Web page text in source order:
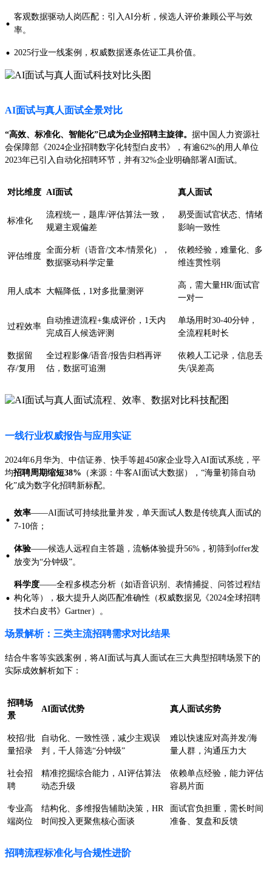
· 客观数据驱动人岗匹配：引入AI分析，候选人评价兼顾公平与效
率。
· 2025行业一线案例，权威数据逐条佐证工具价值。
AI面试与真人面试全景对比
“高效、标准化、智能化”已成为企业招聘主旋律。 据中国人力资源社
会保障部《2024企业招聘数字化转型白皮书》，有逾62%的用人单位
2023年已引入自动化招聘环节，并有32%企业明确部署AI面试。
对比维度 AI面试 真人面试
标准化
流程统一，题库/评估算法一致，
规避主观偏差
易受面试官状态、情绪
影响一致性
评估维度
全面分析（语音/文本/情景化），
数据驱动科学定量
依赖经验，难量化、多
维连贯性弱
用人成本 大幅降低，1对多批量测评
高，需大量HR/面试官
一对一
过程效率
自动推进流程+集成评价，1天内
完成百人候选评测
单场用时30-40分钟，
全流程耗时长
数据留
存/复用
全过程影像/语音/报告归档再评
估，数据可追溯
依赖人工记录，信息丢
失/误差高
一线行业权威报告与应用实证
2024年6月华为、中信证券、快手等超450家企业导入AI面试系统，平
均招聘周期缩短38% （来源：牛客AI面试大数据），“海量初筛自动
化”成为数字化招聘新标配。
· 效率——AI面试可持续批量并发，单天面试人数是传统真人面试的
7-10倍；
· 体验——候选人远程自主答题，流畅体验提升56%，初筛到offer发
放变为“分钟级”。
·
科学度——全程多模态分析（如语音识别、表情捕捉、问答过程结
构化等），极大提升人岗匹配准确性（权威数据见《2024全球招聘
技术白皮书》Gartner）。
场景解析：三类主流招聘需求对比结果
结合牛客等实践案例，将AI面试与真人面试在三大典型招聘场景下的
实际成效解析如下：
招聘场
景
AI面试优势 真人面试劣势
校招/批
量招录
自动化、一致性强，减少主观误
判，千人筛选“分钟级”
难以快速应对高并发/海
量人群，沟通压力大
社会招
聘
精准挖掘综合能力，AI评估算法
动态升级
依赖单点经验，能力评估
容易片面
专业高
端岗位
结构化、多维报告辅助决策，HR
时间投入更聚焦核心面谈
面试官负担重，需长时间
准备、复盘和反馈
招聘流程标准化与合规性进阶